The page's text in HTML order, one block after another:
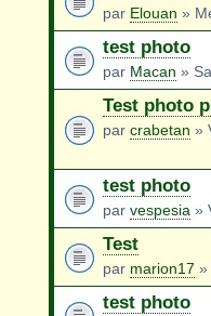
par Elouan »
test photo
par Macan »
Test photo
par crabetan »
test photo
par vespesia »
Test
par marion17 »
test photo